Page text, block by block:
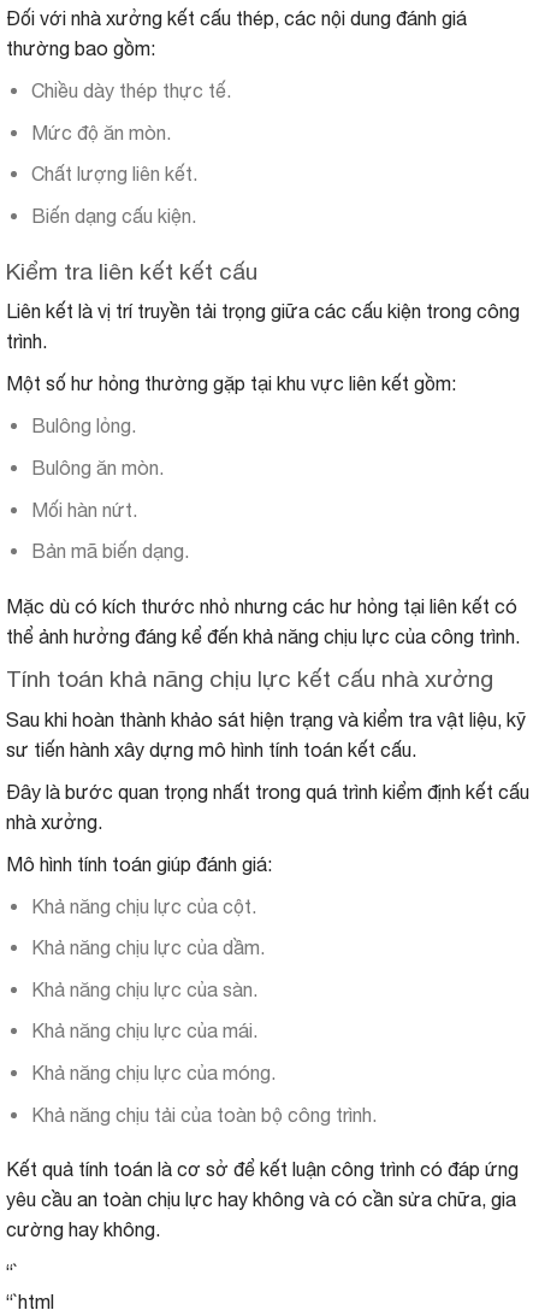
Đối với nhà xưởng kết cấu thép, các nội dung đánh giá
thường bao gồm:
Chiều dày thép thực tế.
Mức độ ăn mòn.
Chất lượng liên kết.
Biến dạng cấu kiện.
Kiểm tra liên kết kết cấu
Liên kết là vị trí truyền tải trọng giữa các cấu kiện trong công
trình.
Một số hư hỏng thường gặp tại khu vực liên kết gồm:
Bulông lỏng.
Bulông ăn mòn.
Mối hàn nứt.
Bản mã biến dạng.
Mặc dù có kích thước nhỏ nhưng các hư hỏng tại liên kết có
thể ảnh hưởng đáng kể đến khả năng chịu lực của công trình.
Tính toán khả năng chịu lực kết cấu nhà xưởng
Sau khi hoàn thành khảo sát hiện trạng và kiểm tra vật liệu, kỹ
sư tiến hành xây dựng mô hình tính toán kết cấu.
Đây là bước quan trọng nhất trong quá trình kiểm định kết cấu
nhà xưởng.
Mô hình tính toán giúp đánh giá:
Khả năng chịu lực của cột.
Khả năng chịu lực của dầm.
Khả năng chịu lực của sàn.
Khả năng chịu lực của mái.
Khả năng chịu lực của móng.
Khả năng chịu tải của toàn bộ công trình.
Kết quả tính toán là cơ sở để kết luận công trình có đáp ứng
yêu cầu an toàn chịu lực hay không và có cần sửa chữa, gia
cường hay không.
“`
“`html